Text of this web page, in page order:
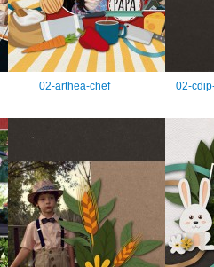
02-arthea-chef 02-